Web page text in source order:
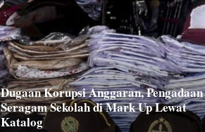
Dugaan Korupsi Anggaran, Pengadaan
Seragam Sekolah di Mark Up Lewat
Katalog